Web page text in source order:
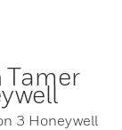
3 Honeywell